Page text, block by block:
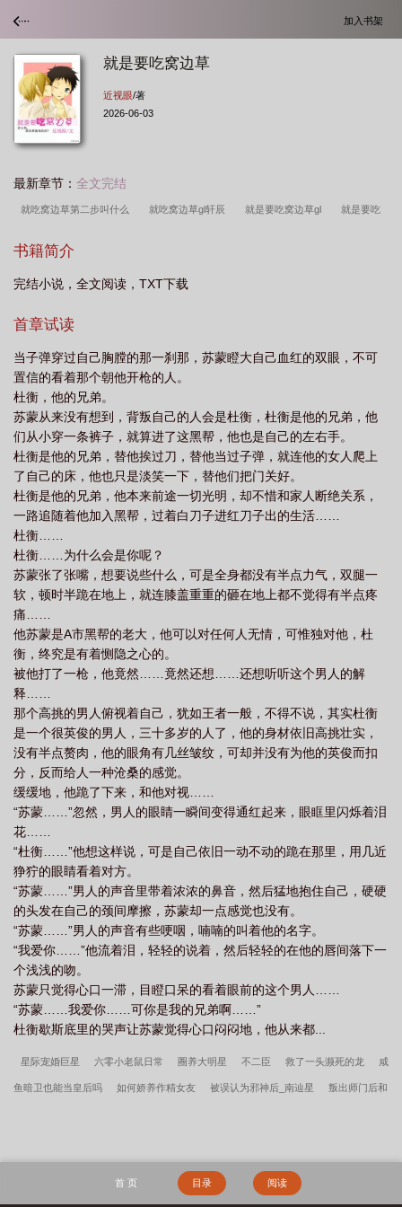
加入书架
就是要吃窝边草
近视眼/著
2026-06-03
最新章节： 全文完结
就吃窝边草第二步叫什么 就吃窝边草gl轩辰 就是要吃窝边草gl 就是要吃
思 就是要吃窝边草全文阅读
书籍简介
完结小说，全文阅读，TXT下载
首章试读
当子弹穿过自己胸膛的那一刹那，苏蒙瞪大自己血红的双眼，不可
置信的看着那个朝他开枪的人。
杜衡，他的兄弟。
苏蒙从来没有想到，背叛自己的人会是杜衡，杜衡是他的兄弟，他
们从小穿一条裤子，就算进了这黑帮，他也是自己的左右手。
杜衡是他的兄弟，替他挨过刀，替他当过子弹，就连他的女人爬上
了自己的床，他也只是淡笑一下，替他们把门关好。
杜衡是他的兄弟，他本来前途一切光明，却不惜和家人断绝关系，
一路追随着他加入黑帮，过着白刀子进红刀子出的生活……
杜衡……
杜衡……为什么会是你呢？
苏蒙张了张嘴，想要说些什么，可是全身都没有半点力气，双腿一
软，顿时半跪在地上，就连膝盖重重的砸在地上都不觉得有半点疼
痛……
他苏蒙是A市黑帮的老大，他可以对任何人无情，可惟独对他，杜
衡，终究是有着恻隐之心的。
被他打了一枪，他竟然……竟然还想……还想听听这个男人的解
释……
那个高挑的男人俯视着自己，犹如王者一般，不得不说，其实杜衡
是一个很英俊的男人，三十多岁的人了，他的身材依旧高挑壮实，
没有半点赘肉，他的眼角有几丝皱纹，可却并没有为他的英俊而扣
分，反而给人一种沧桑的感觉。
缓缓地，他跪了下来，和他对视……
“苏蒙……”忽然，男人的眼睛一瞬间变得通红起来，眼眶里闪烁着泪
花……
“杜衡……”他想这样说，可是自己依旧一动不动的跪在那里，用几近
狰狞的眼睛看着对方。
“苏蒙……”男人的声音里带着浓浓的鼻音，然后猛地抱住自己，硬硬
的头发在自己的颈间摩擦，苏蒙却一点感觉也没有。
“苏蒙……”男人的声音有些哽咽，喃喃的叫着他的名字。
“我爱你……”他流着泪，轻轻的说着，然后轻轻的在他的唇间落下一
个浅浅的吻。
苏蒙只觉得心口一滞，目瞪口呆的看着眼前的这个男人……
“苏蒙……我爱你……可你是我的兄弟啊……”
杜衡歇斯底里的哭声让苏蒙觉得心口闷闷地，他从来都...
星际宠婚巨星 六零小老鼠日常 圈养大明星 不二臣 救了一头濒死的龙 咸
鱼暗卫也能当皇后吗 如何娇养作精女友 被误认为邪神后_南辿星 叛出师门后和
公夫人的咸鱼日常（清穿） 教主又迷上了武林正道 精选韩春雪李曼玉一顾佳人
首 页 目录 阅读